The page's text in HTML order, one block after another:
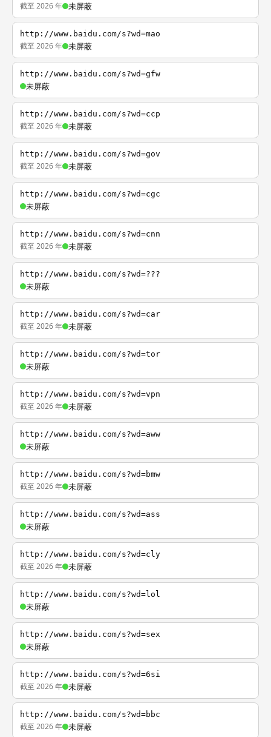
截至 2026 年 未屏蔽
http://www.baidu.com/s?wd=mao
截至 2026 年 未屏蔽
http://www.baidu.com/s?wd=gfw
未屏蔽
http://www.baidu.com/s?wd=ccp
截至 2026 年 未屏蔽
http://www.baidu.com/s?wd=gov
截至 2026 年 未屏蔽
http://www.baidu.com/s?wd=cgc
未屏蔽
http://www.baidu.com/s?wd=cnn
截至 2026 年 未屏蔽
http://www.baidu.com/s?wd=???
未屏蔽
http://www.baidu.com/s?wd=car
截至 2026 年 未屏蔽
http://www.baidu.com/s?wd=tor
未屏蔽
http://www.baidu.com/s?wd=vpn
截至 2026 年 未屏蔽
http://www.baidu.com/s?wd=aww
未屏蔽
http://www.baidu.com/s?wd=bmw
截至 2026 年 未屏蔽
http://www.baidu.com/s?wd=ass
未屏蔽
http://www.baidu.com/s?wd=cly
截至 2026 年 未屏蔽
http://www.baidu.com/s?wd=lol
未屏蔽
http://www.baidu.com/s?wd=sex
未屏蔽
http://www.baidu.com/s?wd=6si
截至 2026 年 未屏蔽
http://www.baidu.com/s?wd=bbc
截至 2026 年 未屏蔽